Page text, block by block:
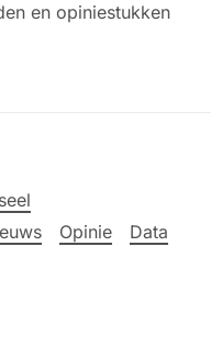
en opiniestukken
Opinie
Data